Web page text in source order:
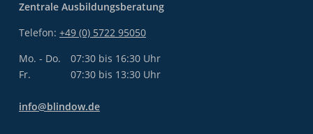
Zentrale Ausbildungsberatung
Telefon: +49 (0) 5722 95050
Mo. - Do.
07:30 bis 16:30 Uhr
Fr.
07:30 bis 13:30 Uhr
info@blindow.de